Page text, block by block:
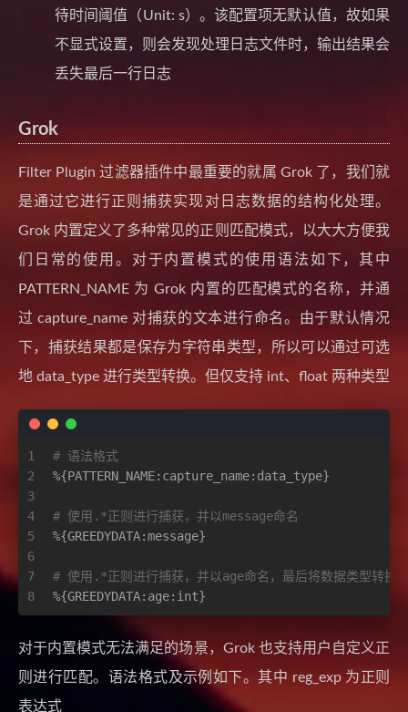
待时间阈值（Unit: s）。该配置项无默认值，故如果
不显式设置，则会发现处理日志文件时，输出结果会
丢失最后一行日志
Grok
Filter Plugin 过滤器插件中最重要的就属 Grok 了，我们就
是通过它进行正则捕获实现对日志数据的结构化处理。
Grok 内置定义了多种常见的正则匹配模式，以大大方便我
们日常的使用。对于内置模式的使用语法如下，其中
PATTERN_NAME 为 Grok 内置的匹配模式的名称，并通
过 capture_name 对捕获的文本进行命名。由于默认情况
下，捕获结果都是保存为字符串类型，所以可以通过可选
地 data_type 进行类型转换。但仅支持 int、float 两种类型
1
2
3
4
5
6
7
8
# 语法格式
%{PATTERN_NAME:capture_name:data_type}
# 使用.*正则进行捕获，并以message命名
%{GREEDYDATA:message}
# 使用.*正则进行捕获，并以age命名，最后将数据类型转换
%{GREEDYDATA:age:int}
对于内置模式无法满足的场景，Grok 也支持用户自定义正
则进行匹配。语法格式及示例如下。其中 reg_exp 为正则
表达式